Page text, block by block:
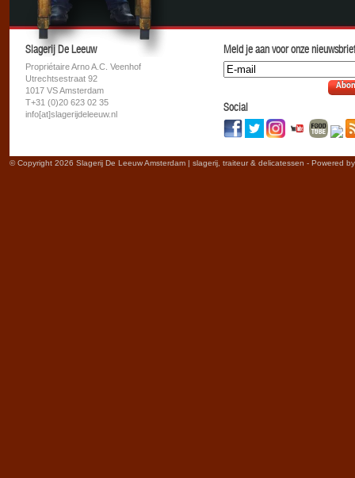
Slagerij De Leeuw
Propriétaire Arno A.C. Veenhof
Utrechtsestraat 92
1017 VS Amsterdam
T+31 (0)20 623 02 35
info[at]slagerijdeleeuw.nl
Meld je aan voor onze
Social
© Copyright 2026 Slagerij De Leeuw Amsterdam | slagerij, traiteur & delicatessen - Powered